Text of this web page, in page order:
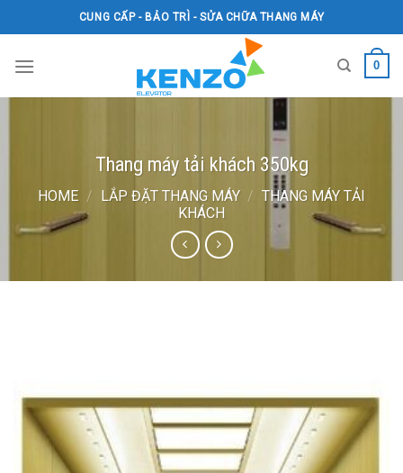
to
CUNG CẤP - BẢO TRÌ - SỬA CHỮA THANG MÁY
0
Thang máy tải khách 350kg
HOME / LẮP ĐẶT THANG MÁY / THANG MÁY TẢI
KHÁCH